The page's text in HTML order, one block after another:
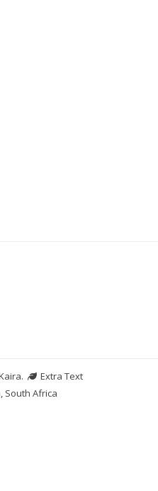
.
Extra Text
South Africa